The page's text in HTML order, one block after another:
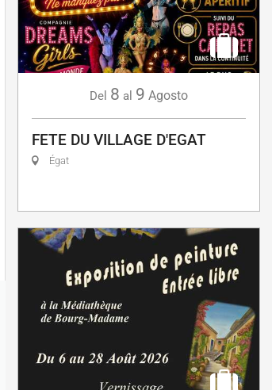
Del 8 al 9 Agosto
FETE DU VILLAGE D'EGAT
Égat